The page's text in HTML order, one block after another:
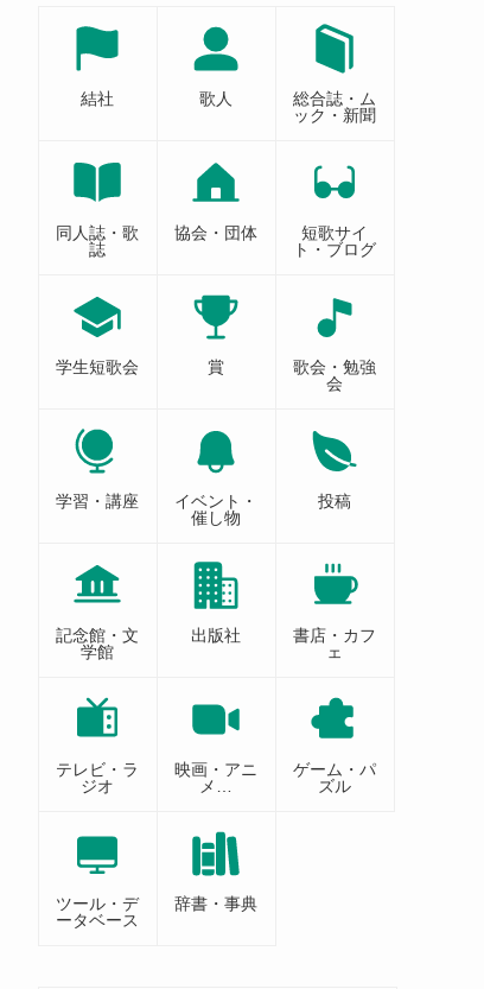
結社 歌人
総合誌・ム
ック・新聞
同人誌・歌
誌
協会・団体
短歌サイ
ト・ブログ
学生短歌会 賞
歌会・勉強
会
学習・講座
イベント・
催し物
投稿
記念館・文
学館
出版社
書店・カフ
ェ
テレビ・ラ
ジオ
映画・アニ
メ…
ゲーム・パ
ズル
ツール・デ
ータベース
辞書・事典